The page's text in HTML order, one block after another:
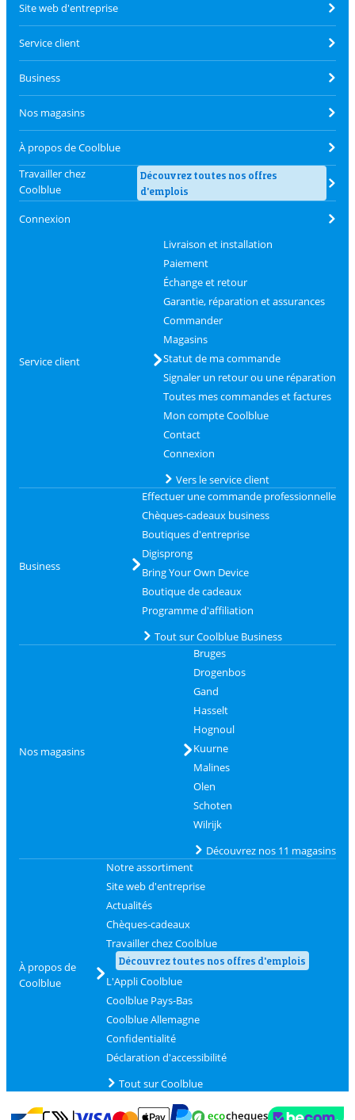
Site web d'entreprise
Service client
Business
Nos magasins
À propos de Coolblue
Travailler chez
Coolblue
Découvrez toutes nos offres
d'emplois
Connexion
Service client
Livraison et installation
Paiement
Échange et retour
Garantie, réparation et assurances
Commander
Magasins
Statut de ma commande
Signaler un retour ou une réparation
Toutes mes commandes et factures
Mon compte Coolblue
Contact
Connexion
Vers le service client
Business
Effectuer une commande professionnelle
Chèques-cadeaux business
Boutiques d'entreprise
Digisprong
Bring Your Own Device
Boutique de cadeaux
Programme d'affiliation
Tout sur Coolblue Business
Nos magasins
Bruges
Drogenbos
Gand
Hasselt
Hognoul
Kuurne
Malines
Olen
Schoten
Wilrijk
Découvrez nos 11 magasins
À propos de
Coolblue
Notre assortiment
Site web d'entreprise
Actualités
Chèques-cadeaux
Travailler chez Coolblue
Découvrez toutes nos offres d'emplois
L'Appli Coolblue
Coolblue Pays-Bas
Coolblue Allemagne
Confidentialité
Déclaration d'accessibilité
Tout sur Coolblue